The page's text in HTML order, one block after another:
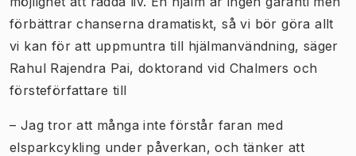
förbättrar chanserna dramatiskt, så vi bör göra allt
vi kan för att uppmuntra till hjälmanvändning, säger
Rahul Rajendra Pai, doktorand vid Chalmers och
försteförfattare till
– Jag tror att många inte förstår faran med
elsparkcykling under påverkan, och tänker att